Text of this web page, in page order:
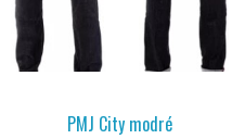
PMJ City modré